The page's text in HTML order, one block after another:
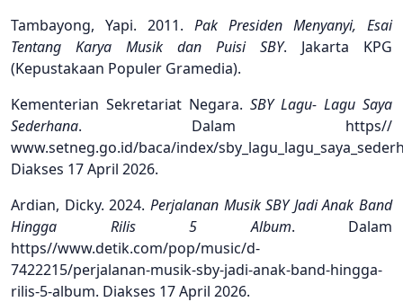
Tambayong, Yapi. 2011. Pak Presiden Menyanyi, Esai
Tentang Karya Musik dan Puisi SBY. Jakarta KPG
(Kepustakaan Populer Gramedia).
Kementerian Sekretariat Negara. SBY Lagu- Lagu Saya
Sederhana. Dalam https//
www.setneg.go.id/baca/index/
Diakses 17 April 2026.
Ardian, Dicky. 2024. Perjalanan Musik SBY Jadi Anak Band
Hingga Rilis 5 Album. Dalam
https//www.detik.com/pop/music/d-
7422215/perjalanan-musik-sby-jadi-anak-band-hingga-
rilis-5-album. Diakses 17 April 2026.